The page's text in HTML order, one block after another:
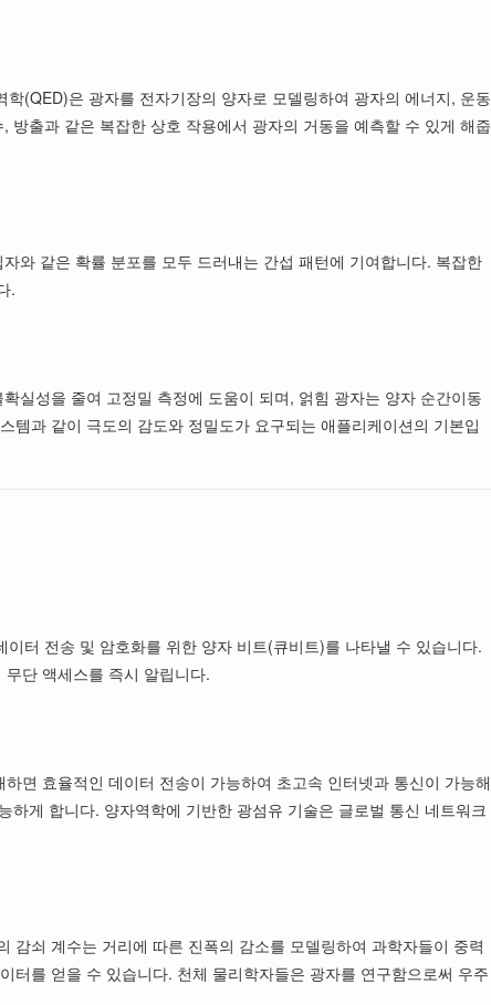
(QED)은 광자를 전자기장의 양자로 모델링하여 광자의 에너지, 운동
출과 같은 복잡한 상호 작용에서 광자의 거동을 예측할 수 있게 해줍
와 같은 확률 분포를 모두 드러내는 간섭 패턴에 기여합니다. 복잡한
.
실성을 줄여 고정밀 측정에 도움이 되며, 얽힘 광자는 양자 순간이동
과 같이 극도의 감도와 정밀도가 요구되는 애플리케이션의 기본입
터 전송 및 암호화를 위한 양자 비트(큐비트)를 나타낼 수 있습니다.
단 액세스를 즉시 알립니다.
면 효율적인 데이터 전송이 가능하여 초고속 인터넷과 통신이 가능해
게 합니다. 양자역학에 기반한 광섬유 기술은 글로벌 통신 네트워크
쇠 계수는 거리에 따른 진폭의 감소를 모델링하여 과학자들이 중력
를 얻을 수 있습니다. 천체 물리학자들은 광자를 연구함으로써 우주